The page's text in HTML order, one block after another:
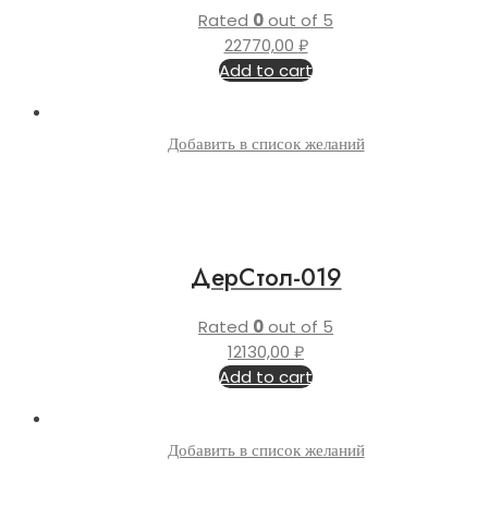
Rated 0out of 5
22770,00 ₽
Add to cart
Добавить в список желаний
ДерСтол-019
Rated 0out of 5
12130,00 ₽
Add to cart
Добавить в список желаний